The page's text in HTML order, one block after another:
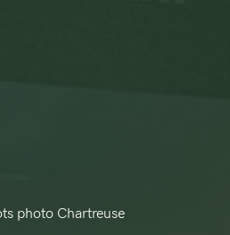
photo Chartreuse